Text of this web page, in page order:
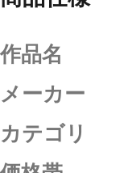
作品名
メーカー
カテゴリ